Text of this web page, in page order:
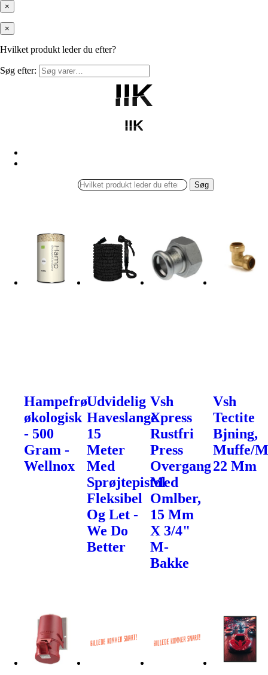
×
×
Hvilket produkt leder du efter?
Søg efter:
IIK
IIK
IIK
IIK
Søg
Hampefrø
økologisk
- 500
Gram -
Wellnox
Udvidelig
Haveslange
15
Meter
Med
Sprøjtepistol
Fleksibel
Og Let -
We Do
Better
Vsh
Xpress
Rustfri
Press
Overgang
Med
Omlber,
15 Mm
X 3/4"
M-
Bakke
Vsh
Tectite
Bjning,
Muffe/
22 Mm